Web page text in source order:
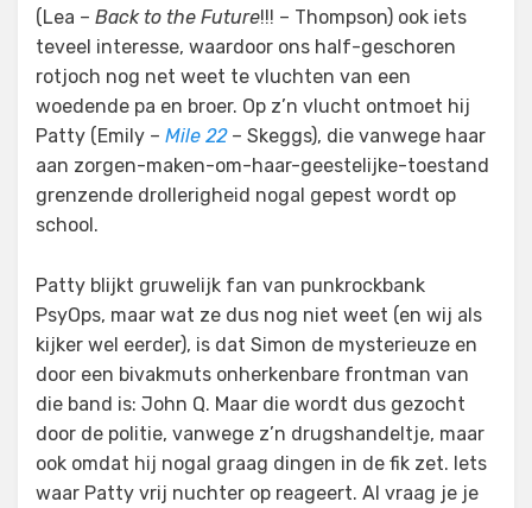
(Lea – Back to the Future!!! – Thompson) ook iets
teveel interesse, waardoor ons half-geschoren
rotjoch nog net weet te vluchten van een
woedende pa en broer. Op z’n vlucht ontmoet hij
Patty (Emily – Mile 22– Skeggs), die vanwege haar
aan zorgen-maken-om-haar-geestelijke-toestand
grenzende drollerigheid nogal gepest wordt op
school.
Patty blijkt gruwelijk fan van punkrockbank
PsyOps, maar wat ze dus nog niet weet (en wij als
kijker wel eerder), is dat Simon de mysterieuze en
door een bivakmuts onherkenbare frontman van
die band is: John Q. Maar die wordt dus gezocht
door de politie, vanwege z’n drugshandeltje, maar
ook omdat hij nogal graag dingen in de fik zet. Iets
waar Patty vrij nuchter op reageert. Al vraag je je